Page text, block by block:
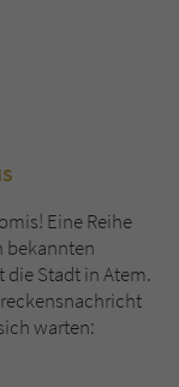
Eine Reihe
bekannten
Stadt in Atem.
warten:
Co. KG
Buchtitel
Co. KG